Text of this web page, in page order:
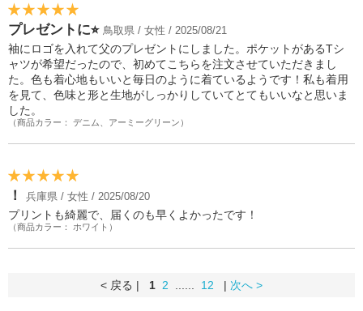
プレゼントに⭐︎ 鳥取県 / 女性 / 2025/08/21
袖にロゴを入れて父のプレゼントにしました。ポケットがあるTシ
ャツが希望だったので、初めてこちらを注文させていただきまし
た。色も着心地もいいと毎日のように着ているようです！私も着用
を見て、色味と形と生地がしっかりしていてとてもいいなと思いま
した。
（商品カラー： デニム、アーミーグリーン）
！ 兵庫県 / 女性 / 2025/08/20
プリントも綺麗で、届くのも早くよかったです！
（商品カラー： ホワイト）
< 戻る | 1 2 12 | 次へ >